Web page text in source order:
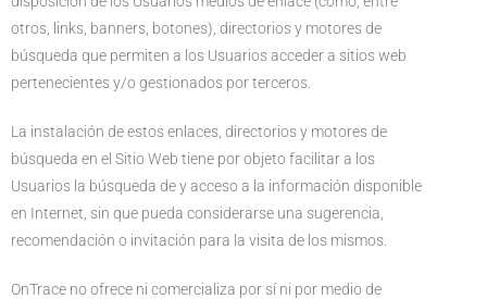
otros, links, banners, botones), directorios y motores de
búsqueda que permiten a los Usuarios acceder a sitios web
pertenecientes y/o gestionados por terceros.
La instalación de estos enlaces, directorios y motores de
búsqueda en el Sitio Web tiene por objeto facilitar a los
Usuarios la búsqueda de y acceso a la información disponible
en Internet, sin que pueda considerarse una sugerencia,
recomendación o invitación para la visita de los mismos.
OnTrace no ofrece ni comercializa por sí ni por medio de